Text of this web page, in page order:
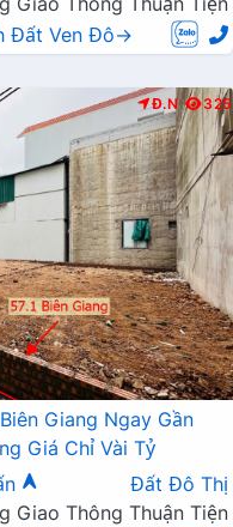
Đất Ven Đô→
Đ.N 325
Giang Ngay Gần
Giá Chỉ Vài Tỷ
Đất Đô Thị
Giao Thông Thuận Tiện